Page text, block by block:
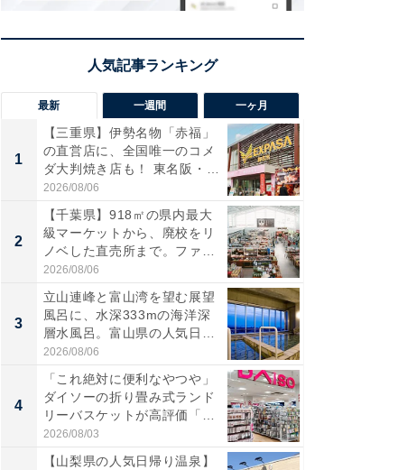
最新 一週間 一ヶ月
1
【三重県】伊勢名物「赤福」
の直営店に、全国唯一のコメ
ダ大判焼き店も！ 東名阪・
伊...
2026/08/06
2
【千葉県】918㎡の県内最大
級マーケットから、廃校をリ
ノベした直売所まで。ファ
ー...
2026/08/06
3
立山連峰と富山湾を望む展望
風呂に、水深333mの海洋深
層水風呂。富山県の人気日
帰...
2026/08/06
4
「これ絶対に便利なやつや」
ダイソーの折り畳み式ランド
リーバスケットが高評価「使
わ...
2026/08/03
【山梨県の人気日帰り温泉】